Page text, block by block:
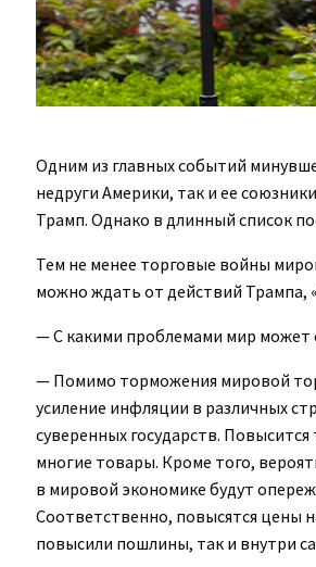
Одним из главных событий
недруги Америки, так и ее
Трамп. Однако в длинный список
Тем не менее торговые войны
можно ждать от действий Трампа,
— С какими проблемами мир может
— Помимо торможения мировой
усиление инфляции в различных
суверенных государств.
многие товары. Кроме того,
в мировой экономике будут
Соответственно, повысятся цены
повысили пошлины, так и внутри